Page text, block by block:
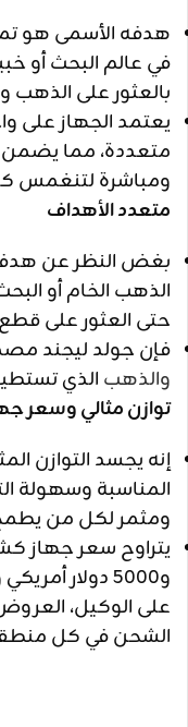
هدفه الأسمى هو
في عالم البحث أو
بالعثور على الذهب
يعتمد الجهاز على
متعددة، مما
ومباشرة لتنغمس
متعدد الأهداف
بغض النظر عن
الذهب الخام أو
حتى العثور على
فإن جولد ليجند
والذهب الذي
توازن مثالي وسعر
إنه يجسد التوازن
المناسبة وسهولة
ومثمر لكل من
و5000 دولار
على الوكيل،
الشحن في كل